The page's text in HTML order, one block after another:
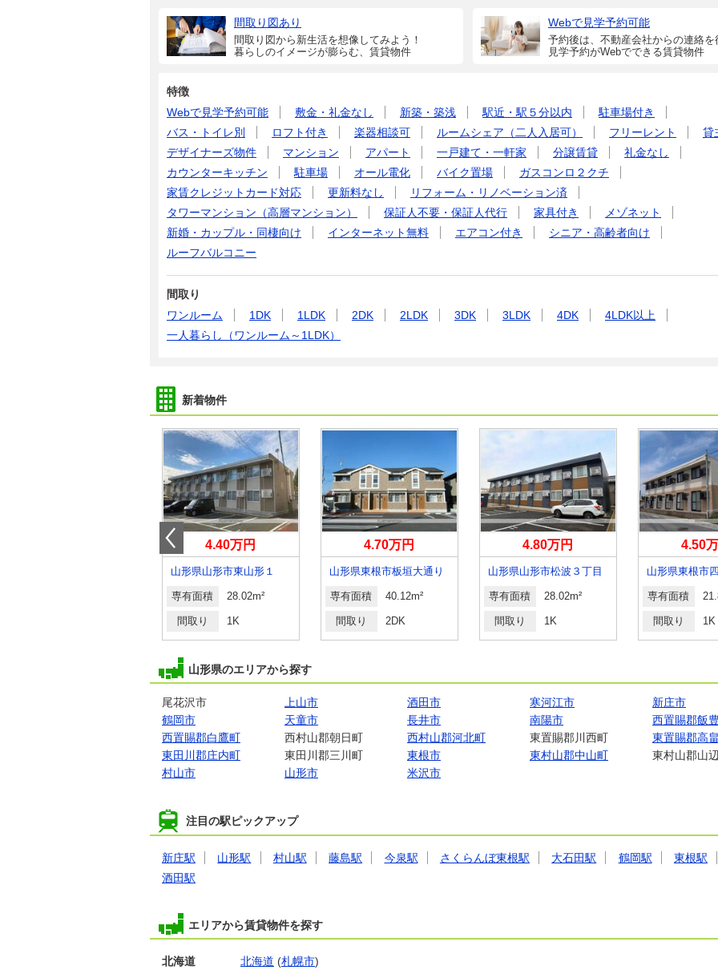
間取り図あり
間取り図から新生活を想像してみよう！
暮らしのイメージが膨らむ、賃貸物件
Webで見学予約可能
予約後は、不動産会社からの連絡を
見学予約がWebでできる賃貸物件
特徴
Webで見学予約可能
敷金・礼金なし 新築・築浅 駅近・駅５分以内
駐車場付き
バス・トイレ別
ロフト付き 楽器相談可 ルームシェア（二人入居可） フリーレント
貸
デザイナーズ物件
マンション アパート 一戸建て・一軒家 分譲賃貸
礼金なし
カウンターキッチン
駐車場 オール電化 バイク置場
ガスコンロ２クチ
家賃クレジットカード対応
更新料なし
リフォーム・リノベーション済
タワーマンション（高層マンション）
保証人不要・保証人代行 家具付き
メゾネット
新婚・カップル・同棲向け
インターネット無料 エアコン付き
シニア・高齢者向け
ルーフバルコニー
間取り
ワンルーム
1DK 1LDK 2DK 2LDK 3DK 3LDK 4DK
4LDK以上
一人暮らし（ワンルーム～1LDK）
新着物件
4.40万円
山形県山形市東山形１
専有面積 28.02m²
間取り 1K
4.70万円
山形県東根市板垣大通り
専有面積 40.12m²
間取り 2DK
4.80万円
山形県山形市松波３丁目
専有面積 28.02m²
間取り 1K
4.50
専有面積
間取り 1K
山形県のエリアから探す
尾花沢市 上山市 酒田市 寒河江市
新庄市
鶴岡市
天童市 長井市 南陽市
西置賜郡飯
西置賜郡白鷹町
西村山郡朝日町 西村山郡河北町 東置賜郡川西町
東置賜郡高
東田川郡庄内町
東田川郡三川町 東根市 東村山郡中山町
東村山郡山
村山市
山形市 米沢市
注目の駅ピックアップ
新庄駅 山形駅 村山駅 藤島駅 今泉駅 さくらんぼ東根駅 大石田駅 鶴岡駅
東根駅
酒田駅
エリアから賃貸物件を探す
北海道 北海道 (札幌市)